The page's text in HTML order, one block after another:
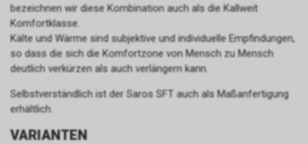
bezeichnen wir diese Kombination auch als die Kallweit
Komfortklasse.
Kälte und Wärme sind subjektive und individuelle Empfindungen,
so dass die sich die Komfortzone von Mensch zu Mensch
deutlich verkürzen als auch verlängern kann.
Selbstverständlich ist der Saros SFT auch als Maßanfertigung
erhältlich.
VARIANTEN